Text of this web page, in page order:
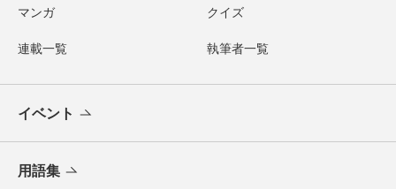
マンガ クイズ
連載一覧 執筆者一覧
イベント
用語集